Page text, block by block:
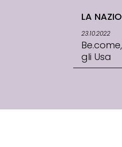
LA
23.10.2022
gli Usa